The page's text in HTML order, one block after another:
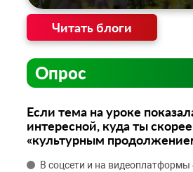
Читать блоги
Опрос
Если тема на уроке
интересной, куда ты
«культурным
В соцсети и на